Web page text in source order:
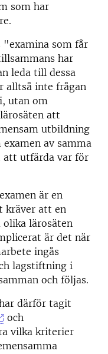
som har
"examina som får
har
leda till dessa
alltså inte frågan
utan om
att
utbildning
av samma
att utfärda var för
är en
kräver att en
lärosäten
är det när
ingås
lagstiftning i
och följas.
därför tagit
och
vilka kriterier